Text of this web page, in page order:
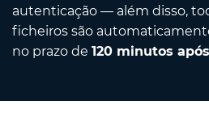
autenticação — além disso,
ficheiros são
no prazo de 120 minutos